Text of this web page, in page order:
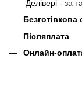
Делівері - за
Післяплата
Онлайн-